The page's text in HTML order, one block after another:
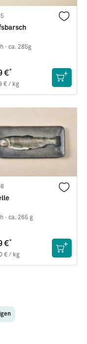
· ca. 285g
€*
€ / kg
· ca. 265 g
€*
€ / kg